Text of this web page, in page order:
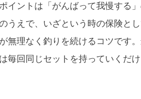
ポイントは「がんばって我慢する」
うえで、いざという時の保険と
が無理なく釣りを続けるコツです
は毎回同じセットを持っていくだ